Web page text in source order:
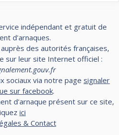
indépendant et gratuit de
d'arnaques.
des autorités françaises,
sur leur site Internet officiel :
sociaux via notre page signaler
sur facebook.
d'arnaque présent sur ce site,
ici
& Contact